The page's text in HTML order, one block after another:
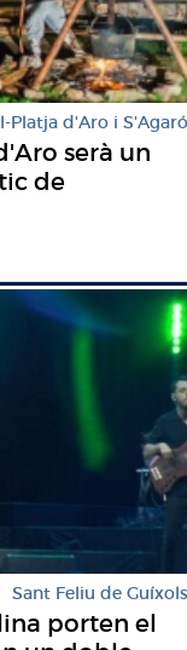
Platja d'Aro i S'Agaró
serà un
de
Sant Feliu de Guíxols
porten el